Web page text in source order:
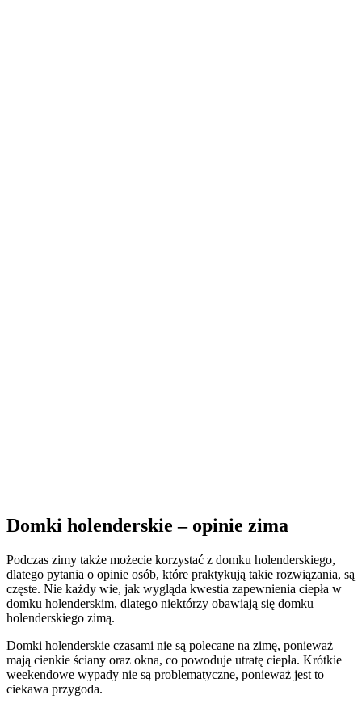
Domki holenderskie – opinie zima
Podczas zimy także możecie korzystać z domku holenderskiego,
dlatego pytania o opinie osób, które praktykują takie rozwiązania, są
częste. Nie każdy wie, jak wygląda kwestia zapewnienia ciepła w
domku holenderskim, dlatego niektórzy obawiają się domku
holenderskiego zimą.
Domki holenderskie czasami nie są polecane na zimę, ponieważ
mają cienkie ściany oraz okna, co powoduje utratę ciepła. Krótkie
weekendowe wypady nie są problematyczne, ponieważ jest to
ciekawa przygoda.